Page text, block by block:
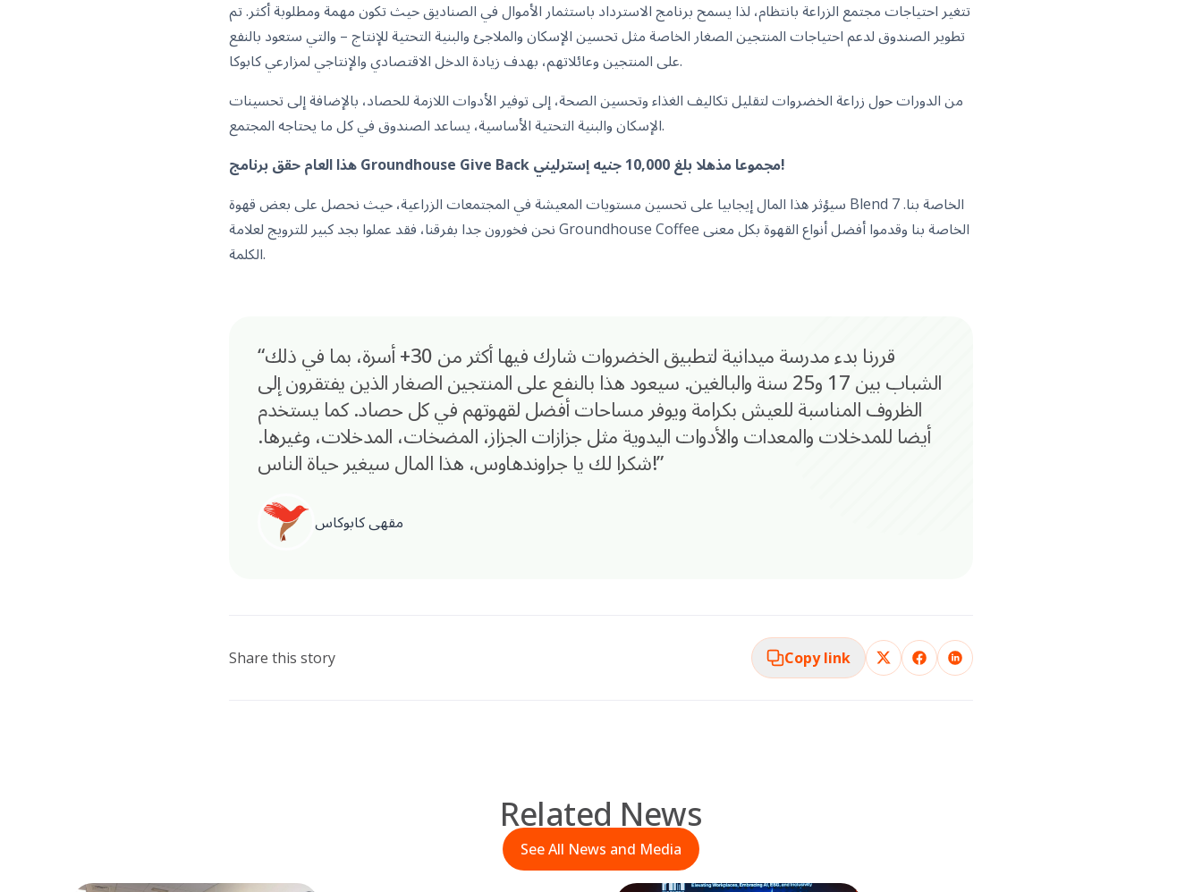
تتغير احتياجات مجتمع الزراعة بانتظام، لذا يسمح برنامج الاسترداد باستثمار الأموال في الصناديق حيث تكون مهمة ومطلوبة أكثر. تم
تطوير الصندوق لدعم احتياجات المنتجين الصغار الخاصة مثل تحسين الإسكان والملاجئ والبنية التحتية للإنتاج – والتي ستعود بالنفع
على المنتجين وعائلاتهم، بهدف زيادة الدخل الاقتصادي والإنتاجي لمزارعي كابوكا.
من الدورات حول زراعة الخضروات لتقليل تكاليف الغذاء وتحسين الصحة، إلى توفير الأدوات اللازمة للحصاد، بالإضافة إلى تحسينات
الإسكان والبنية التحتية الأساسية، يساعد الصندوق في كل ما يحتاجه المجتمع.
هذا العام حقق برنامج Groundhouse Give Back مجموعا مذهلا بلغ 10,000 جنيه إسترليني!
سيؤثر هذا المال إيجابيا على تحسين مستويات المعيشة في المجتمعات الزراعية، حيث نحصل على بعض قهوة Blend 7 الخاصة بنا.
نحن فخورون جدا بفرقنا، فقد عملوا بجد كبير للترويج لعلامة Groundhouse Coffee الخاصة بنا وقدموا أفضل أنواع القهوة بكل معنى
الكلمة.
“قررنا بدء مدرسة ميدانية لتطبيق الخضروات شارك فيها أكثر من 30+ أسرة، بما في ذلك
الشباب بين 17 و25 سنة والبالغين. سيعود هذا بالنفع على المنتجين الصغار الذين يفتقرون إلى
الظروف المناسبة للعيش بكرامة ويوفر مساحات أفضل لقهوتهم في كل حصاد. كما يستخدم
أيضا للمدخلات والمعدات والأدوات اليدوية مثل جزازات الجزاز، المضخات، المدخلات، وغيرها.
شكرا لك يا جراوندهاوس، هذا المال سيغير حياة الناس!”
مقهى كابوكاس
Share this story Copy link
Related News
See All News and Media